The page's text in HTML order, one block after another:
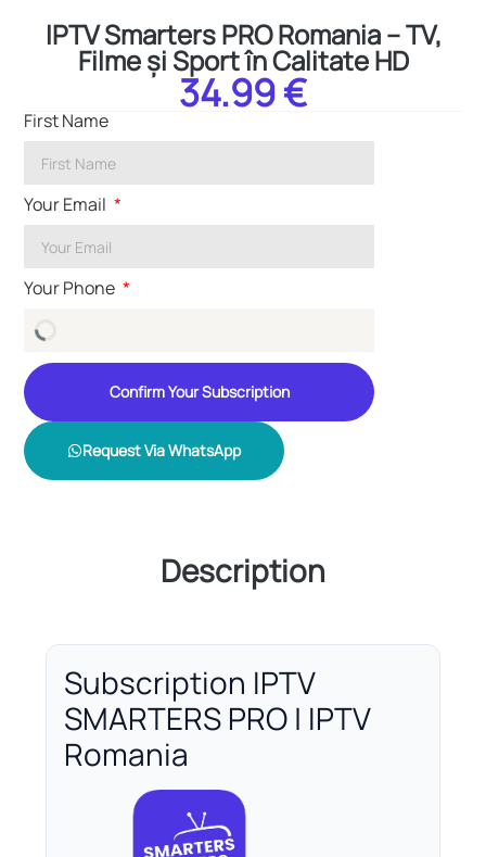
IPTV Smarters PRO Romania – TV,
Filme și Sport în Calitate HD
34.99 €
First Name
Your Email
Your Phone
Confirm Your Subscription
Request Via WhatsApp
Description
Subscription IPTV
SMARTERS PRO | IPTV
Romania